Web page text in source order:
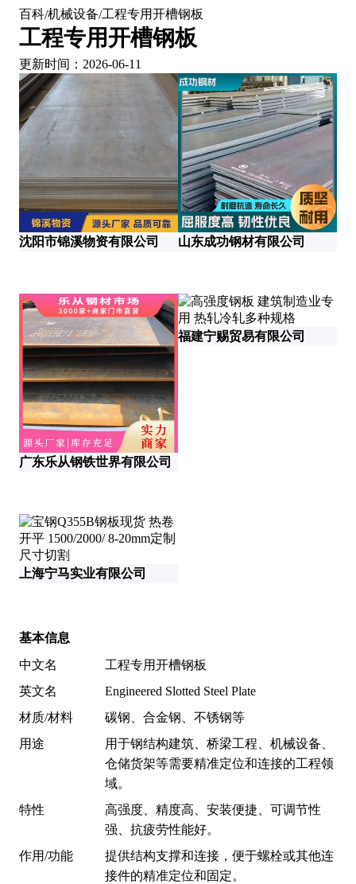
百科/机械设备/工程专用开槽钢板
工程专用开槽钢板
更新时间：2026-06-11
沈阳市锦溪物资有限公司 山东成功钢材有限公司
广东乐从钢铁世界有限公司
福建宁赐贸易有限公司
上海宁马实业有限公司
基本信息
中文名
工程专用开槽钢板
英文名
Engineered Slotted Steel Plate
材质/材料
碳钢、合金钢、不锈钢等
用途
用于钢结构建筑、桥梁工程、机械设备、
仓储货架等需要精准定位和连接的工程领
域。
特性
高强度、精度高、安装便捷、可调节性
强、抗疲劳性能好。
作用/功能
提供结构支撑和连接，便于螺栓或其他连
接件的精准定位和固定。